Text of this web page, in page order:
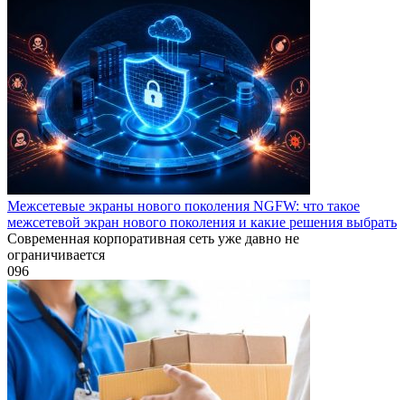
Межсетевые экраны нового поколения NGFW: что такое
межсетевой экран нового поколения и какие решения выбрать
Современная корпоративная сеть уже давно не
ограничивается
096